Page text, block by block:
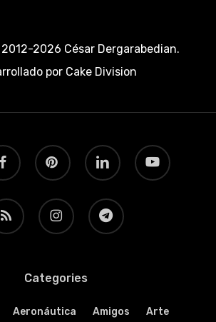
2026 César Dergarabedian.
porCake Division
pinterest linkedin youtube
instagram telegram
Categories
Aeronáutica Amigos Arte